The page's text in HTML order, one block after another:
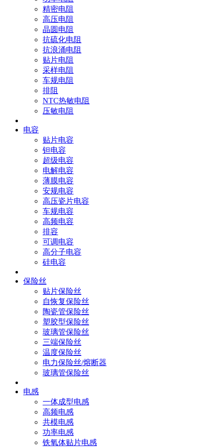
精密电阻
高压电阻
晶圆电阻
抗硫化电阻
抗浪涌电阻
贴片电阻
采样电阻
车规电阻
排阻
NTC热敏电阻
压敏电阻
电容
贴片电容
钽电容
超级电容
电解电容
薄膜电容
安规电容
高压瓷片电容
车规电容
高频电容
排容
可调电容
高分子电容
硅电容
保险丝
贴片保险丝
自恢复保险丝
陶瓷管保险丝
塑胶型保险丝
玻璃管保险丝
三端保险丝
温度保险丝
电力保险丝/熔断器
玻璃管保险丝
电感
一体成型电感
高频电感
共模电感
功率电感
铁氧体贴片电感